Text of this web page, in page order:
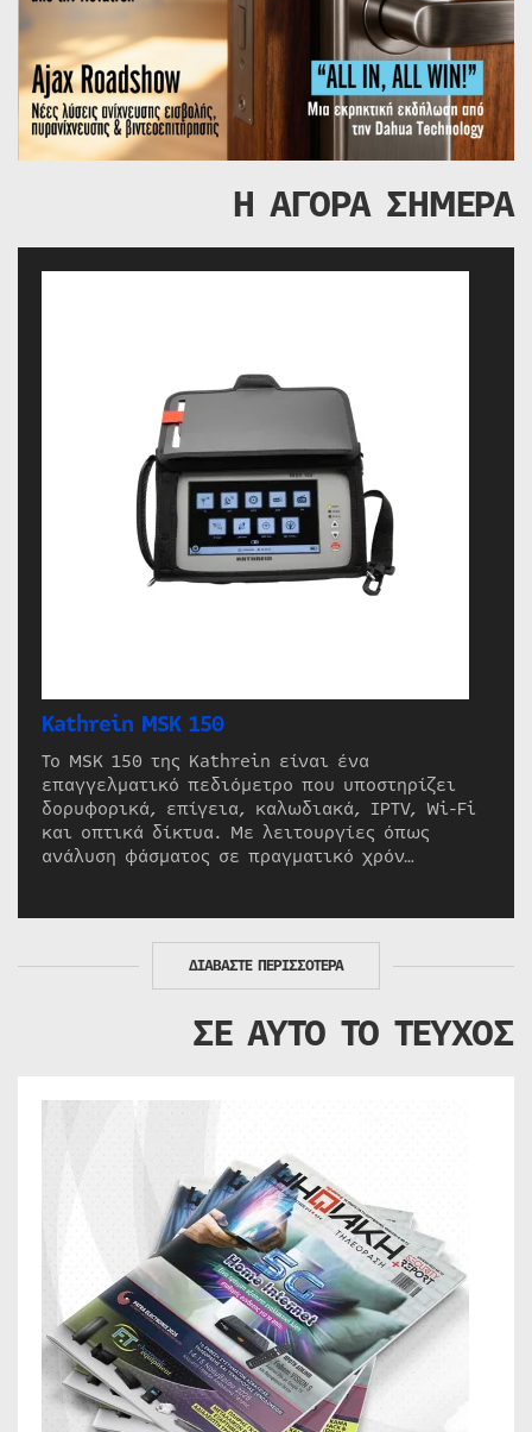
Η ΑΓΟΡΑ ΣΗΜΕΡΑ
Kathrein MSK 150
Το MSK 150 της Kathrein είναι ένα
επαγγελματικό πεδιόμετρο που υποστηρίζει
δορυφορικά, επίγεια, καλωδιακά, IPTV, Wi-Fi
και οπτικά δίκτυα. Με λειτουργίες όπως
ανάλυση φάσματος σε πραγματικό χρόν…
ΔΙΑΒΑΣΤΕ ΠΕΡΙΣΣΟΤΕΡΑ
ΣΕ ΑΥΤΟ ΤΟ ΤΕΥΧΟΣ